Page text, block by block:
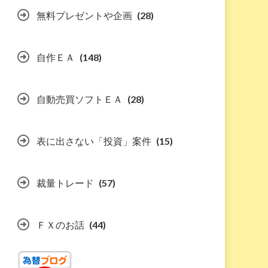
無料プレゼントや企画 (28)
自作ＥＡ (148)
自動売買ソフトＥＡ (28)
表に出さない「投資」案件 (15)
裁量トレード (57)
ＦＸのお話 (44)